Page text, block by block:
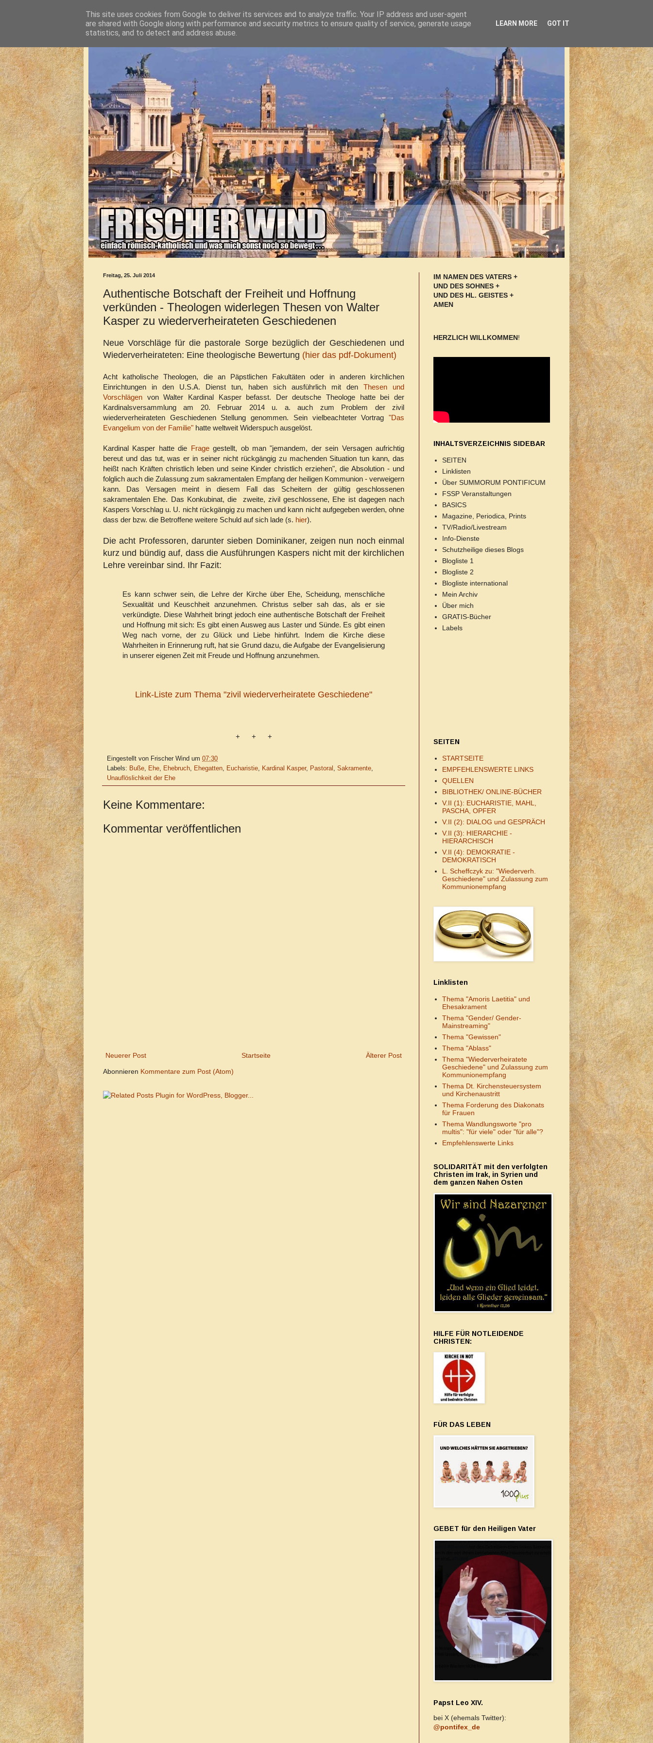
Freitag, 25. Juli 2014
Authentische Botschaft der Freiheit und Hoffnung
verkünden - Theologen widerlegen Thesen von Walter
Kasper zu wiederverheirateten Geschiedenen
Neue Vorschläge für die pastorale Sorge bezüglich der Geschiedenen und
Wiederverheirateten: Eine theologische Bewertung (hier das pdf-Dokument)
Acht katholische Theologen, die an Päpstlichen Fakultäten oder in anderen kirchlichen
Einrichtungen in den U.S.A. Dienst tun, haben sich ausführlich mit den Thesen und
Vorschlägen von Walter Kardinal Kasper befasst. Der deutsche Theologe hatte bei der
Kardinalsversammlung am 20. Februar 2014 u. a. auch zum Problem der zivil
wiederverheirateten Geschiedenen Stellung genommen. Sein vielbeachteter Vortrag "Das
Evangelium von der Familie" hatte weltweit Widerspuch ausgelöst.
Kardinal Kasper hatte die Fragegestellt, ob man "jemandem, der sein Versagen aufrichtig
bereut und das tut, was er in seiner nicht rückgängig zu machenden Situation tun kann, das
heißt nach Kräften christlich leben und seine Kinder christlich erziehen", die Absolution - und
folglich auch die Zulassung zum sakramentalen Empfang der heiligen Kommunion - verweigern
kann. Das Versagen meint in diesem Fall das Scheitern der gültig geschlossenen
sakramentalen Ehe. Das Konkubinat, die zweite, zivil geschlossene, Ehe ist dagegen nach
Kaspers Vorschlag u. U. nicht rückgängig zu machen und kann nicht aufgegeben werden, ohne
dass der bzw. die Betroffene weitere Schuld auf sich lade (s. hier).
Die acht Professoren, darunter sieben Dominikaner, zeigen nun noch einmal
kurz und bündig auf, dass die Ausführungen Kaspers nicht mit der kirchlichen
Lehre vereinbar sind. Ihr Fazit:
Es kann schwer sein, die Lehre der Kirche über Ehe, Scheidung, menschliche
Sexualität und Keuschheit anzunehmen. Christus selber sah das, als er sie
verkündigte. Diese Wahrheit bringt jedoch eine authentische Botschaft der Freiheit
und Hoffnung mit sich: Es gibt einen Ausweg aus Laster und Sünde. Es gibt einen
Weg nach vorne, der zu Glück und Liebe hinführt. Indem die Kirche diese
Wahrheiten in Erinnerung ruft, hat sie Grund dazu, die Aufgabe der Evangelisierung
in unserer eigenen Zeit mit Freude und Hoffnung anzunehmen.
Link-Liste zum Thema "zivil wiederverheiratete Geschiedene"
+ + +
Eingestellt von Frischer Wind um 07:30
Labels: Buße Ehe Ehebruch Ehegatten Eucharistie Kardinal Kasper, Pastoral Sakramente
Unauflöslichkeit der Ehe
Keine Kommentare:
Kommentar veröffentlichen
Neuerer Post Älterer Post
Startseite
Abonnieren Kommentare zum Post (Atom)
IM NAMEN DES VATERS +
UND DES SOHNES +
UND DES HL. GEISTES +
AMEN
HERZLICH WILLKOMMEN!
INHALTSVERZEICHNIS SIDEBAR
SEITEN
Linklisten
Über SUMMORUM PONTIFICUM
FSSP Veranstaltungen
BASICS
Magazine, Periodica, Prints
TV/Radio/Livestream
Info-Dienste
Schutzheilige dieses Blogs
Blogliste 1
Blogliste 2
Blogliste international
Mein Archiv
Über mich
GRATIS-Bücher
Labels
SEITEN
STARTSEITE
EMPFEHLENSWERTE LINKS
QUELLEN
BIBLIOTHEK/ ONLINE-BÜCHER
V.II (1): EUCHARISTIE, MAHL,
PASCHA, OPFER
V.II (2): DIALOG und GESPRÄCH
V.II (3): HIERARCHIE -
HIERARCHISCH
V.II (4): DEMOKRATIE -
DEMOKRATISCH
L. Scheffczyk zu: "Wiederverh.
Geschiedene" und Zulassung zum
Kommunionempfang
Linklisten
Thema "Amoris Laetitia" und
Ehesakrament
Thema "Gender/ Gender-
Mainstreaming"
Thema "Gewissen"
Thema "Ablass"
Thema "Wiederverheiratete
Geschiedene" und Zulassung zum
Kommunionempfang
Thema Dt. Kirchensteuersystem
und Kirchenaustritt
Thema Forderung des Diakonats
für Frauen
Thema Wandlungsworte "pro
multis": "für viele" oder "für alle"?
Empfehlenswerte Links
SOLIDARITÄT mit den verfolgten
Christen im Irak, in Syrien und
dem ganzen Nahen Osten
HILFE FÜR NOTLEIDENDE
CHRISTEN:
FÜR DAS LEBEN
GEBET für den Heiligen Vater
Papst Leo XIV.
bei X (ehemals Twitter):
@pontifex_de
This site uses cookies from Google to deliver its services and to analyze traffic. Your IP address and user-agent
are shared with Google along with performance and security metrics to ensure quality of service, generate usage
statistics, and to detect and address abuse.
LEARN MORE GOT IT